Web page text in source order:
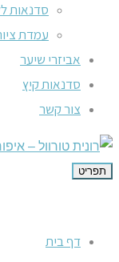
סדנאות
עמדת
אביזרי שיער
סדנאות קיץ
צור קשר
תפריט
דף בית